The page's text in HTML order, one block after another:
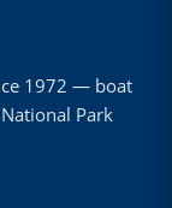
1972 — boat
Park